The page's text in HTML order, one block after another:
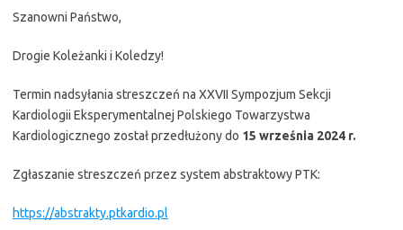
Szanowni Państwo,
Drogie Koleżanki i Koledzy!
Termin nadsyłania streszczeń na XXVII Sympozjum Sekcji
Kardiologii Eksperymentalnej Polskiego Towarzystwa
Kardiologicznego został przedłużony do 15 września 2024 r.
Zgłaszanie streszczeń przez system abstraktowy PTK:
https://abstrakty.ptkardio.pl